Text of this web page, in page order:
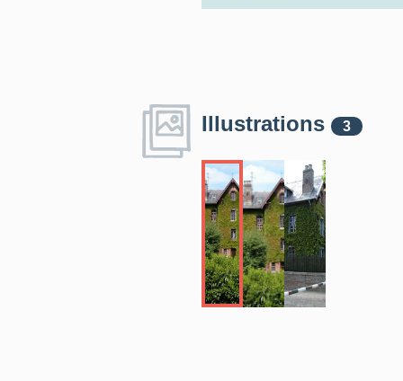
Illustrations 3